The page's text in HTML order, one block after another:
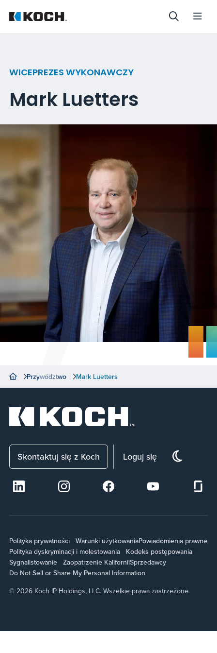
WICEPREZES WYKONAWCZY
Mark Luetters
Przywództwo Mark Luetters
Skontaktuj się z Koch Loguj się
Polityka prywatności Warunki użytkowaniaPowiadomienia prawne
Polityka dyskryminacji i molestowania
Kodeks postępowania
Sygnalistowanie
Zaopatrzenie KaliforniiSprzedawcy
Do Not Sell or Share My Personal Information
© 2026 Koch IP Holdings, LLC. Wszelkie prawa zastrzeżone.